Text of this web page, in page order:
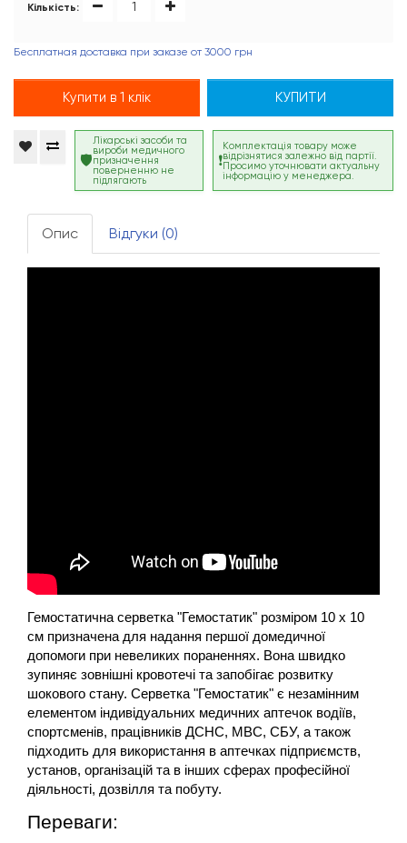
Кількість:
Бесплатная доставка при заказе от 3000 грн
Купити в 1 клік КУПИТИ
Лікарські засоби та
вироби медичного
призначення
поверненню не
підлягають
Комплектація товару може
відрізнятися залежно від партії.
Просимо уточнювати актуальну
інформацію у менеджера.
Опис Відгуки (0)
Гемостатична серветка "Гемостатик" розміром 10 х 10
см призначена для надання першої домедичної
допомоги при невеликих пораненнях. Вона швидко
зупиняє зовнішні кровотечі та запобігає розвитку
шокового стану. Серветка "Гемостатик" є незамінним
елементом індивідуальних медичних аптечок водіїв,
спортсменів, працівників ДСНС, МВС, СБУ, а також
підходить для використання в аптечках підприємств,
установ, організацій та в інших сферах професійної
діяльності, дозвілля та побуту.
Переваги: